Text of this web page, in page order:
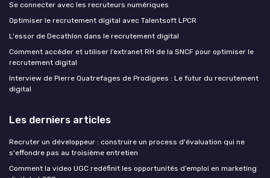
Se connecter avec les recruteurs numériques
Optimiser le recrutement digital avec Talentsoft LPCR
L'essor de Decathlon dans le recrutement digital
Comment accéder et utiliser l’extranet RH de la SNCF pour optimiser le
recrutement digital
Interview de Pierre Quatrefages de Prodigees : Le futur du recrutement
digital
Les derniers articles
Recruter un développeur : construire un process d'évaluation qui ne
s'effondre pas au troisième entretien
Comment la video UGC redéfinit les opportunités d’emploi en marketing